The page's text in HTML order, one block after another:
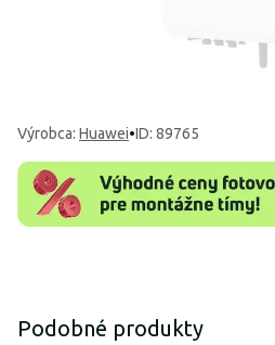
Výrobca: Huawei•ID: 89765
Podobné produkty